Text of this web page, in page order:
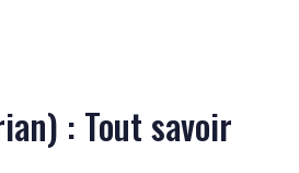
: Tout savoir